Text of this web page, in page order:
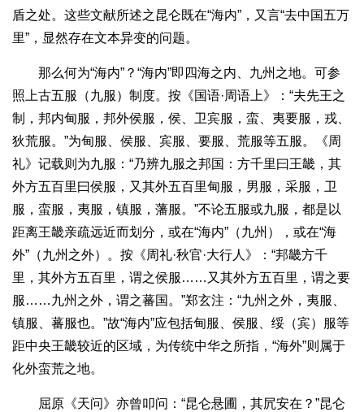
盾之处。这些文献所述之昆仑既在“海内”，又言“去中国五万
里”，显然存在文本异变的问题。
那么何为“海内”？“海内”即四海之内、九州之地。可参
照上古五服（九服）制度。按《国语·周语上》：“夫先王之
制，邦内甸服，邦外侯服，侯、卫宾服，蛮、夷要服，戎、
狄荒服。”为甸服、侯服、宾服、要服、荒服等五服。《周
礼》记载则为九服：“乃辨九服之邦国：方千里曰王畿，其
外方五百里曰侯服，又其外五百里甸服，男服，采服，卫
服，蛮服，夷服，镇服，藩服。”不论五服或九服，都是以
距离王畿亲疏远近而划分，或在“海内”（九州），或在“海
外”（九州之外）。按《周礼·秋官·大行人》：“邦畿方千
里，其外方五百里，谓之侯服……又其外方五百里，谓之要
服……九州之外，谓之蕃国。”郑玄注：“九州之外，夷服、
镇服、蕃服也。”故“海内”应包括甸服、侯服、绥（宾）服等
距中央王畿较近的区域，为传统中华之所指，“海外”则属于
化外蛮荒之地。
屈原《天问》亦曾叩问：“昆仑悬圃，其凥安在？”昆仑